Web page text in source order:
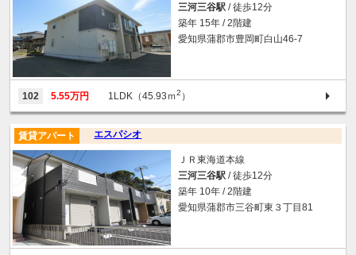
三河三谷駅 / 徒歩12分
築年 15年 / 2階建
愛知県蒲郡市豊岡町白山46-7
102 5.55万円 1LDK（45.93ｍ2 ）
エスパシオ
賃貸アパート
ＪＲ東海道本線
三河三谷駅 / 徒歩12分
築年 10年 / 2階建
愛知県蒲郡市三谷町東３丁目81